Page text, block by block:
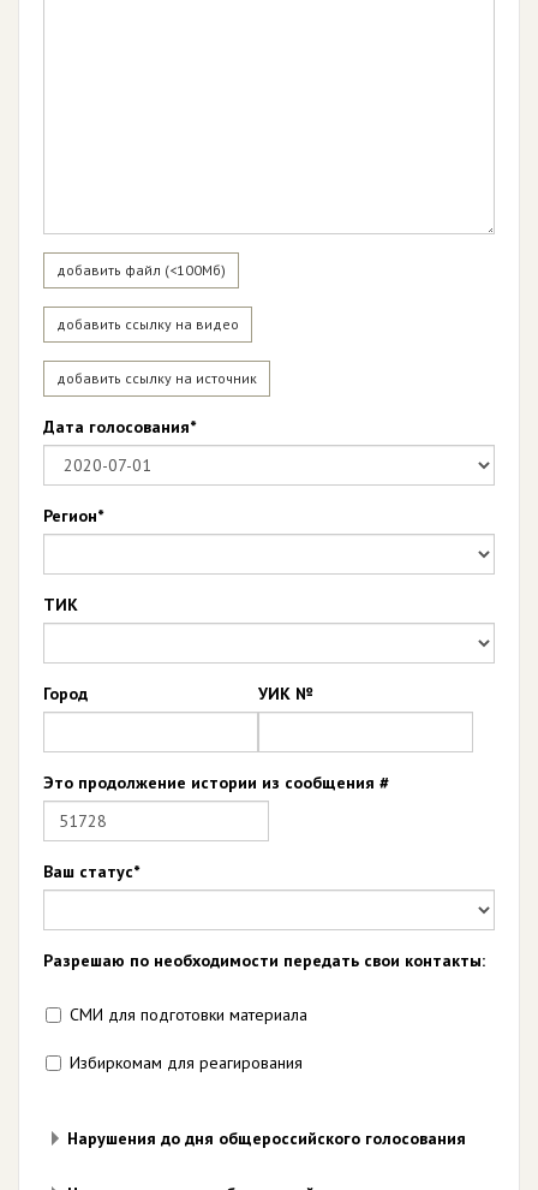
добавить файл (<100Мб)
добавить ссылку на видео
добавить ссылку на источник
Дата голосования*
Регион*
ТИК
Город УИК №
Это продолжение истории из сообщения #
Ваш статус*
Разрешаю по необходимости передать свои контакты:
СМИ для подготовки материала
Избиркомам для реагирования
Нарушения до дня общероссийского голосования